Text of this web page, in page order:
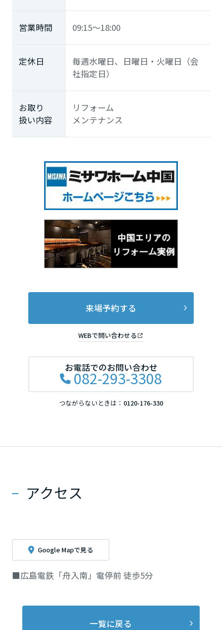
営業時間 09:15～18:00
定休日
毎週水曜日、日曜日・火曜日（会
社指定日）
お取り
扱い内容
リフォーム
メンテナンス
来場予約する
WEBで問い合わせる
お電話でのお問い合わせ
082-293-3308
つながらないときは： 0120-176-330
アクセス
Google Mapで見る
■広島電鉄「舟入南」電停前 徒歩5分
一覧に戻る